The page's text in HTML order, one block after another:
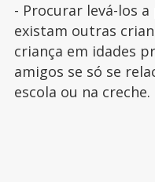
- Procurar levá-los
existam outras
criança em idades
amigos se só se
escola ou na creche.